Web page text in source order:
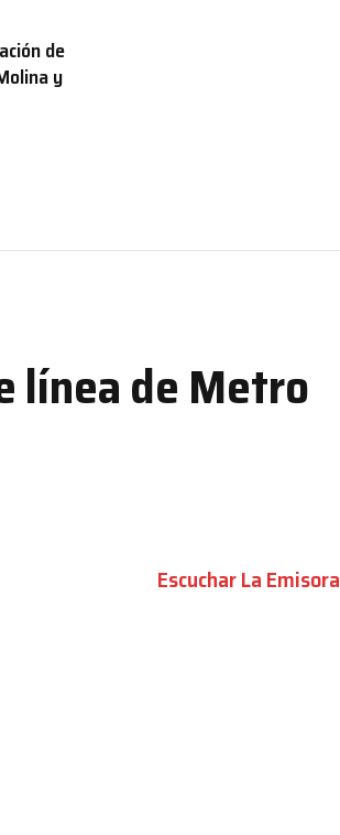
de
y
línea de Metro
Escuchar La Emisora